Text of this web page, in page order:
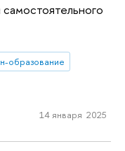
образование
14 января 2025